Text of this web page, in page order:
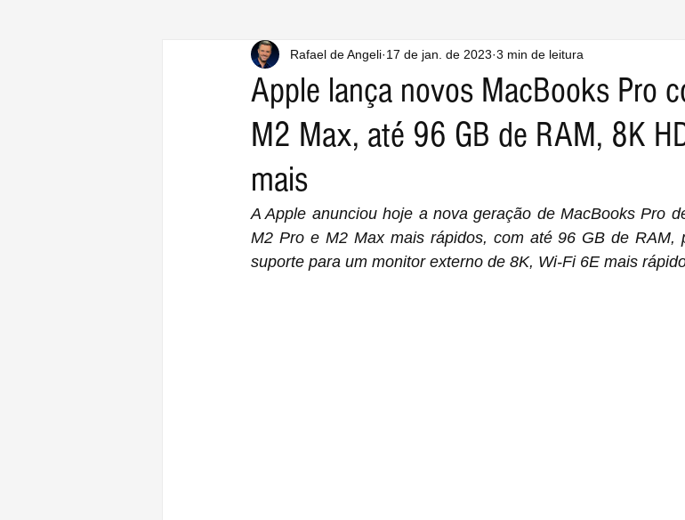
Apple lança novos MacBooks Pro
M2 Max, até 96 GB de RAM, 8K
mais
Rafael de Angeli 17 de jan. de 2023 3 min de leitura
A Apple anunciou hoje a nova geração de MacBooks Pro
M2 Pro e M2 Max mais rápidos, com até 96 GB de RAM,
suporte para um monitor externo de 8K, Wi-Fi 6E mais